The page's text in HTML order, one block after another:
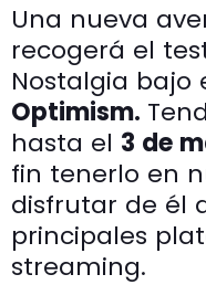
Una nueva
recogerá el
Nostalgia bajo
Optimism.
hasta el 3 de
fin tenerlo en
disfrutar de él
principales
streaming.